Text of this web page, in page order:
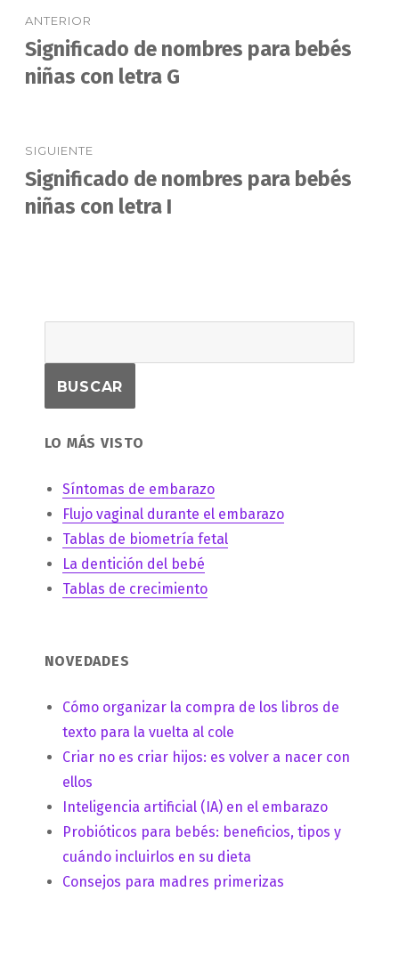
de
entradas
ANTERIOR
Entrada
anterior:
Significado de nombres para bebés
niñas con letra G
SIGUIENTE
Entrada
siguiente:
Significado de nombres para bebés
niñas con letra I
LO MÁS VISTO
Síntomas de embarazo
Flujo vaginal durante el embarazo
Tablas de biometría fetal
La dentición del bebé
Tablas de crecimiento
NOVEDADES
Cómo organizar la compra de los libros de
texto para la vuelta al cole
Criar no es criar hijos: es volver a nacer con
ellos
Inteligencia artificial (IA) en el embarazo
Probióticos para bebés: beneficios, tipos y
cuándo incluirlos en su dieta
Consejos para madres primerizas